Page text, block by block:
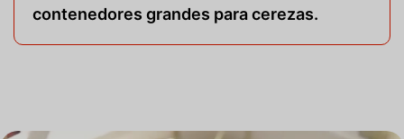
contenedores grandes para cerezas.